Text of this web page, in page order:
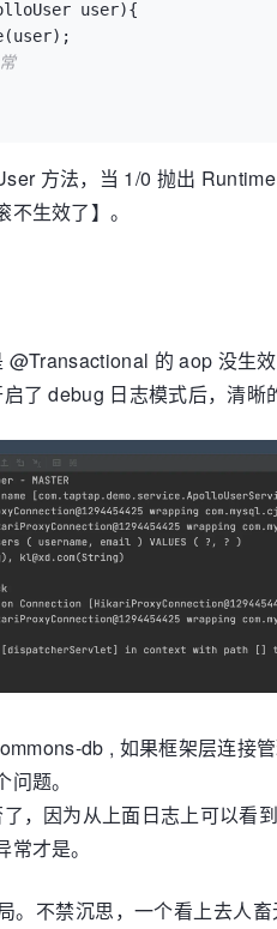
user){
方法，当 1/0 抛出
生效了】。
@Transactional 的 aop 没生
了 debug 日志模式后，清
db , 如果框架层连接
题。
，因为从上面日志上可以看
才是。
。不禁沉思，一个看上去人